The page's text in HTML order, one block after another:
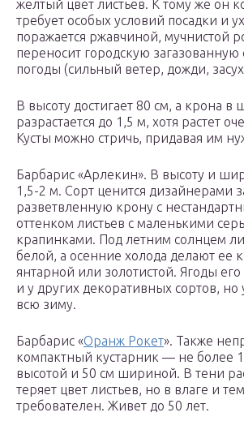
желтый цвет листьев. К тому же он
требует особых условий посадки и
поражается ржавчиной, мучнистой
переносит городскую
погоды (сильный ветер, дожди,
В высоту достигает 80 см, а крона в
разрастается до 1,5 м, хотя растет
Кусты можно стричь, придавая им
Барбарис «Арлекин». В высоту и
1,5-2 м. Сорт ценится дизайнерами
разветвленную крону с
оттенком листьев с маленькими
крапинками. Под летним солнцем
белой, а осенние холода делают ее
янтарной или золотистой. Ягоды
и у других декоративных сортов, но
всю зиму.
Барбарис «Оранж Рокет». Также
компактный кустарник — не более
высотой и 50 см шириной. В тени
теряет цвет листьев, но в влаге и
требователен. Живет до 50 лет.